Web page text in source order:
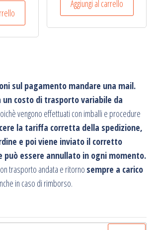
Aggiungi al carrello
sul pagamento mandare una mail.
un costo di trasporto variabile da
vengono effettuati con imballi e procedure
la tariffa corretta della spedizione,
e poi viene inviato il corretto
può essere annullato in ogni momento.
trasporto andata e ritorno sempre a carico
in caso di rimborso.